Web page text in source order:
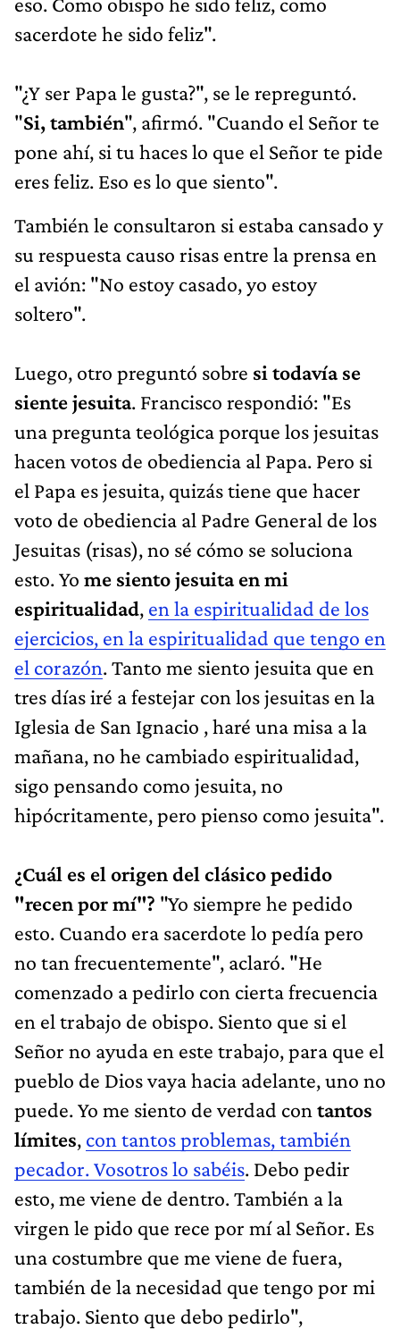
sacerdote he sido feliz".
"¿Y ser Papa le gusta?", se le repreguntó.
"Si, también", afirmó. "Cuando el Señor te
pone ahí, si tu haces lo que el Señor te pide
eres feliz. Eso es lo que siento".
También le consultaron si estaba cansado y
su respuesta causo risas entre la prensa en
el avión: "No estoy casado, yo estoy
soltero".
Luego, otro preguntó sobre si todavía se
siente jesuita. Francisco respondió: "Es
una pregunta teológica porque los jesuitas
hacen votos de obediencia al Papa. Pero si
el Papa es jesuita, quizás tiene que hacer
voto de obediencia al Padre General de los
Jesuitas (risas), no sé cómo se soluciona
esto. Yo me siento jesuita en mi
espiritualidad, en la espiritualidad de los
ejercicios, en la espiritualidad que tengo en
el corazón. Tanto me siento jesuita que en
tres días iré a festejar con los jesuitas en la
Iglesia de San Ignacio , haré una misa a la
mañana, no he cambiado espiritualidad,
sigo pensando como jesuita, no
hipócritamente, pero pienso como jesuita".
¿Cuál es el origen del clásico pedido
"recen por mí"? "Yo siempre he pedido
esto. Cuando era sacerdote lo pedía pero
no tan frecuentemente", aclaró. "He
comenzado a pedirlo con cierta frecuencia
en el trabajo de obispo. Siento que si el
Señor no ayuda en este trabajo, para que el
pueblo de Dios vaya hacia adelante, uno no
puede. Yo me siento de verdad con tantos
límites, con tantos problemas, también
pecador. Vosotros lo sabéis. Debo pedir
esto, me viene de dentro. También a la
virgen le pido que rece por mí al Señor. Es
una costumbre que me viene de fuera,
también de la necesidad que tengo por mi
trabajo. Siento que debo pedirlo",